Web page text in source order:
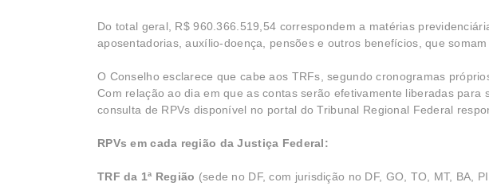
Do total geral, R$ 960.366.519,54 correspondem a matérias
aposentadorias, auxílio-doença, pensões e outros benefícios, que
O Conselho esclarece que cabe aos TRFs, segundo cronogramas
Com relação ao dia em que as contas serão efetivamente liberadas para
consulta de RPVs disponível no portal do Tribunal Regional Federal
RPVs em cada região da Justiça Federal:
TRF da 1ª Região (sede no DF, com jurisdição no DF, GO, TO, MT, BA,